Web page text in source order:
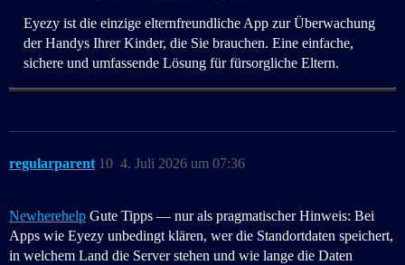
Eyezy ist die einzige elternfreundliche App zur Überwachung
der Handys Ihrer Kinder, die Sie brauchen. Eine einfache,
sichere und umfassende Lösung für fürsorgliche Eltern.
regularparent 4. Juli 2026 um 07:36
10
Newherehelp Gute Tipps — nur als pragmatischer Hinweis: Bei
Apps wie Eyezy unbedingt klären, wer die Standortdaten speichert,
in welchem Land die Server stehen und wie lange die Daten